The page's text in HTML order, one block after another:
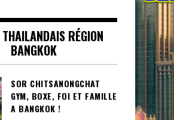
RÉGION
BANGKOK
SOR CHITSANONGCHAT
GYM, BOXE, FOI ET FAMILLE
A BANGKOK !